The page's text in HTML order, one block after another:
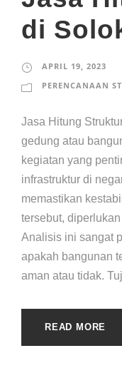
di
APRIL 19, 2023
PERENCANAAN
Jasa Hitung
gedung atau
kegiatan yang
infrastruktur di
memastikan
tersebut,
Analisis ini sangat
apakah bangunan
aman atau tidak.
READ MORE